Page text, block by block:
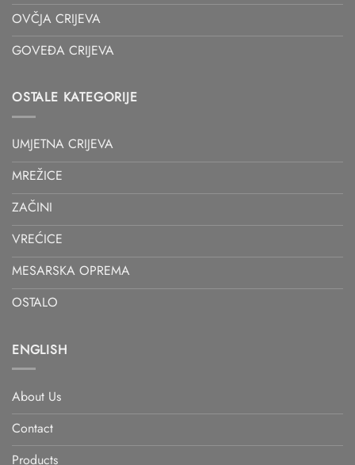
OVČJA CRIJEVA
GOVEĐA CRIJEVA
OSTALE KATEGORIJE
UMJETNA CRIJEVA
MREŽICE
ZAČINI
VREĆICE
MESARSKA OPREMA
OSTALO
ENGLISH
About Us
Contact
Products